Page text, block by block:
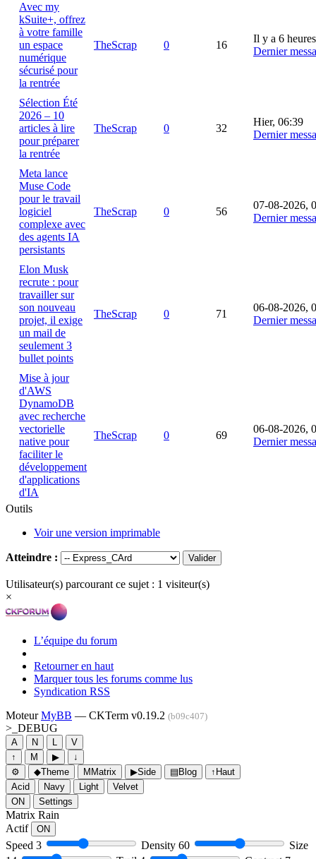
Avec my
kSuite+, offrez
à votre famille
un espace
numérique
sécurisé pour
la rentrée
TheScrap 0 16
Il y a 6 heures
Dernier
Sélection Été
2026 – 10
articles à lire
pour préparer
la rentrée
TheScrap 0 32
Hier, 06:39
Dernier
Meta lance
Muse Code
pour le travail
logiciel
complexe avec
des agents IA
persistants
TheScrap 0 56
07-08-2026,
Dernier
Elon Musk
recrute : pour
travailler sur
son nouveau
projet, il exige
un mail de
seulement 3
bullet points
TheScrap 0 71
06-08-2026,
Dernier
Mise à jour
d'AWS
DynamoDB
avec recherche
vectorielle
native pour
faciliter le
développement
d'applications
d'IA
TheScrap 0 69
06-08-2026,
Dernier
Outils
Voir une version imprimable
Atteindre :
Utilisateur(s) parcourant ce sujet : 1 visiteur(s)
×
L’équipe du forum
Retourner en haut
Marquer tous les forums comme lus
Syndication RSS
MoteurMyBB — CKTerm v0.19.2 (b09c407)
>_ DEBUG
A N L
V
↑
M ▶
↓
⚙
◆Theme M Matrix ▶Side ▤Blog ↑ Haut
Acid
Navy Light
Velvet
ON
Settings
Matrix Rain
Actif
ON
Speed 3 Density 60
Size